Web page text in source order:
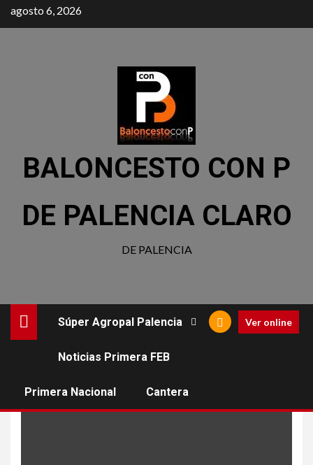
agosto 6, 2026
BALONCESTO CON P
DE PALENCIA CLARO
DE PALENCIA
Súper Agropal Palencia
Noticias Primera FEB
Primera Nacional Cantera
Ver online